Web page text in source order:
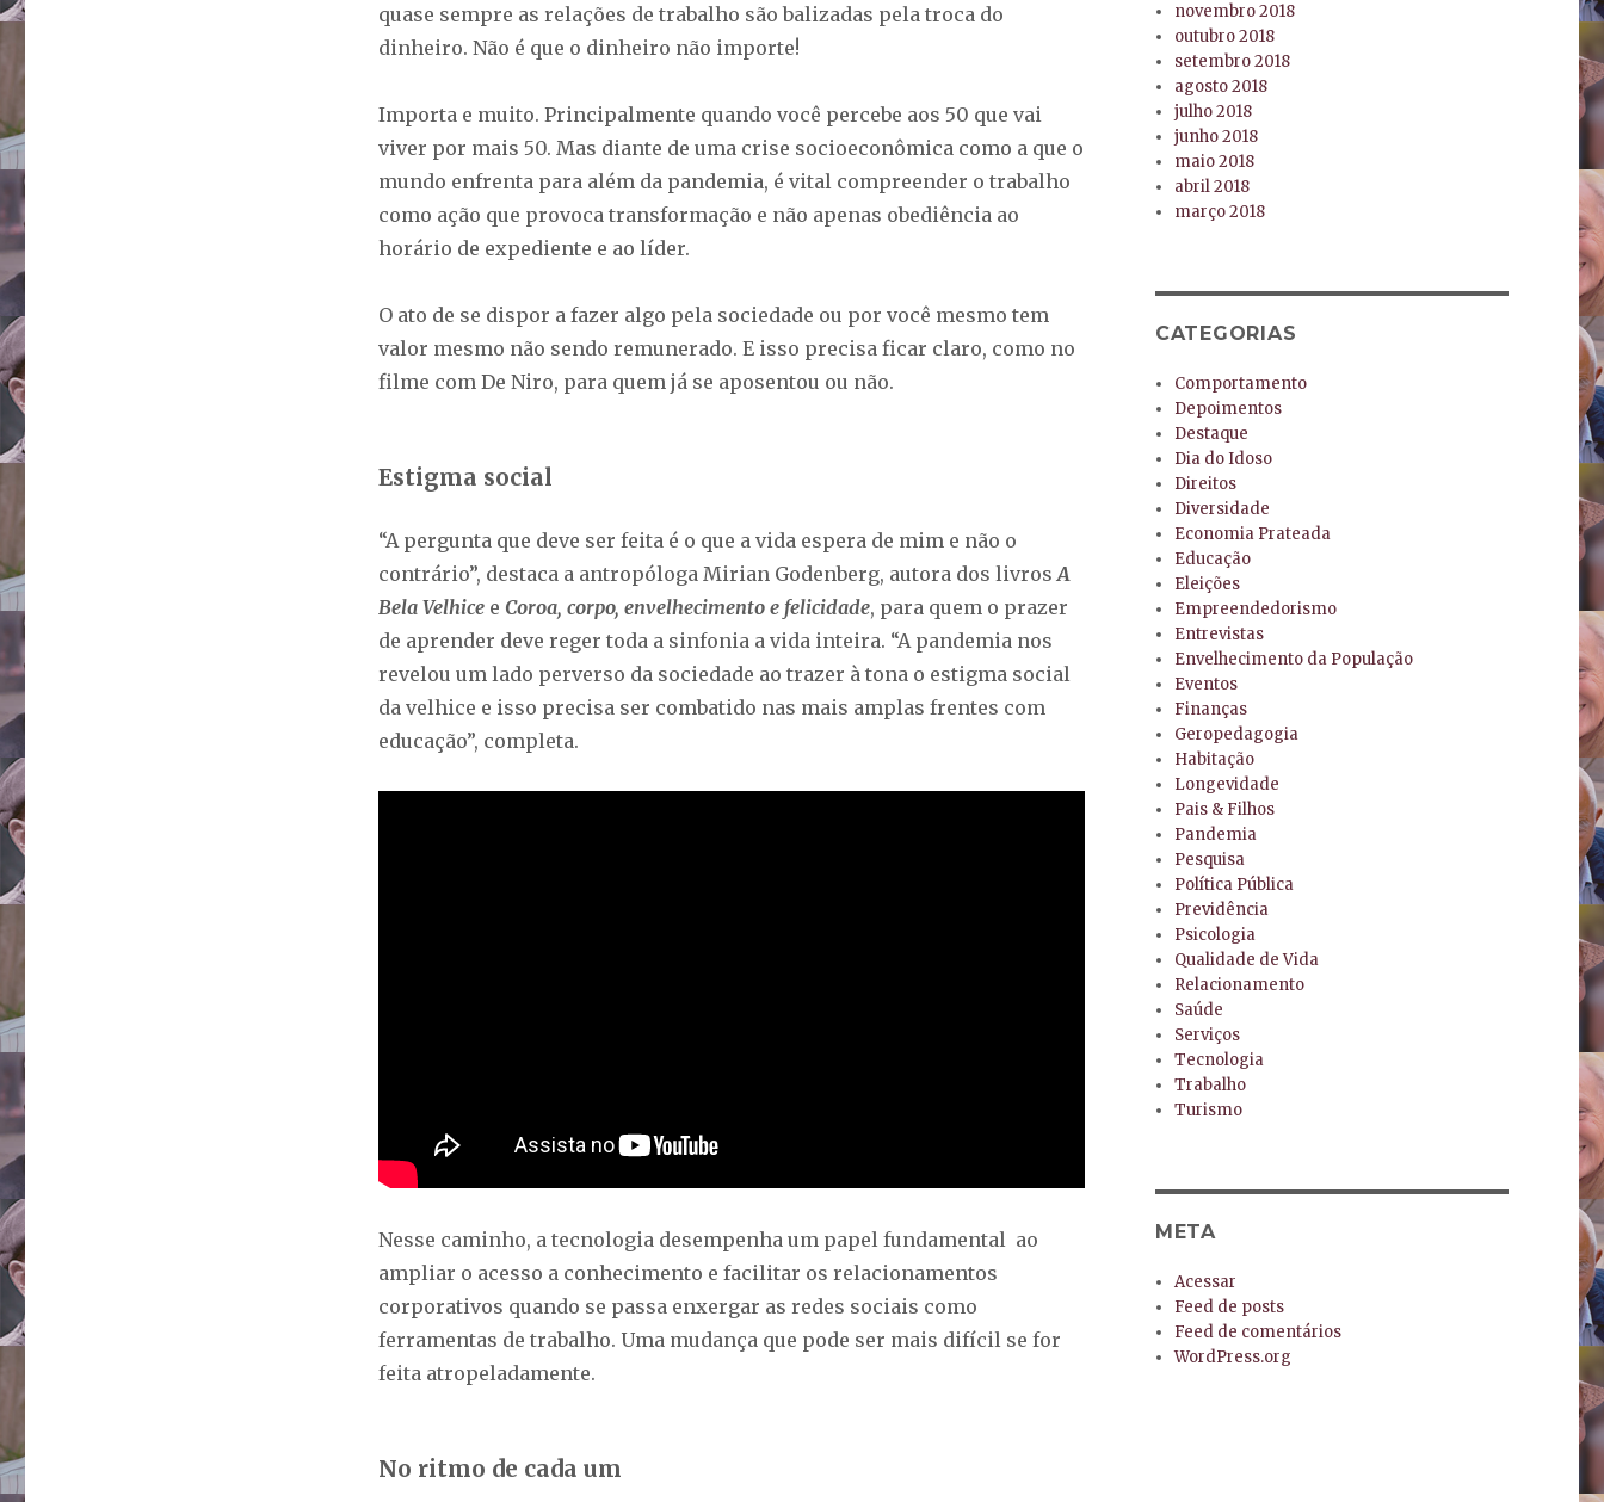
quase sempre as relações de trabalho são balizadas pela troca do
dinheiro. Não é que o dinheiro não importe!
Importa e muito. Principalmente quando você percebe aos 50 que vai
viver por mais 50. Mas diante de uma crise socioeconômica como a que o
mundo enfrenta para além da pandemia, é vital compreender o trabalho
como ação que provoca transformação e não apenas obediência ao
horário de expediente e ao líder.
O ato de se dispor a fazer algo pela sociedade ou por você mesmo tem
valor mesmo não sendo remunerado. E isso precisa ficar claro, como no
filme com De Niro, para quem já se aposentou ou não.
Estigma social
“A pergunta que deve ser feita é o que a vida espera de mim e não o
contrário”, destaca a antropóloga Mirian Godenberg, autora dos livrosA
Bela Velhice e Coroa, corpo, envelhecimento e felicidade, para quem o prazer
de aprender deve reger toda a sinfonia a vida inteira. “A pandemia nos
revelou um lado perverso da sociedade ao trazer à tona o estigma social
da velhice e isso precisa ser combatido nas mais amplas frentes com
educação”, completa.
Nesse caminho, a tecnologia desempenha um papel fundamental ao
ampliar o acesso a conhecimento e facilitar os relacionamentos
corporativos quando se passa enxergar as redes sociais como
ferramentas de trabalho. Uma mudança que pode ser mais difícil se for
feita atropeladamente.
No ritmo de cada um
novembro 2018
outubro 2018
setembro 2018
agosto 2018
julho 2018
junho 2018
maio 2018
abril 2018
março 2018
CATEGORIAS
Comportamento
Depoimentos
Destaque
Dia do Idoso
Direitos
Diversidade
Economia Prateada
Educação
Eleições
Empreendedorismo
Entrevistas
Envelhecimento da População
Eventos
Finanças
Geropedagogia
Habitação
Longevidade
Pais & Filhos
Pandemia
Pesquisa
Política Pública
Previdência
Psicologia
Qualidade de Vida
Relacionamento
Saúde
Serviços
Tecnologia
Trabalho
Turismo
META
Acessar
Feed de posts
Feed de comentários
WordPress.org